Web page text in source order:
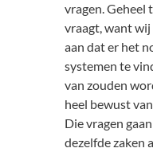
vragen. Geheel
vraagt, want
aan dat er het
systemen te
van zouden
heel bewust
Die vragen
dezelfde zaken